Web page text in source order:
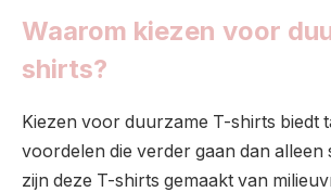
Waarom kiezen voor
shirts?
Kiezen voor duurzame T-shirts biedt
voordelen die verder gaan dan alleen
zijn deze T-shirts gemaakt van